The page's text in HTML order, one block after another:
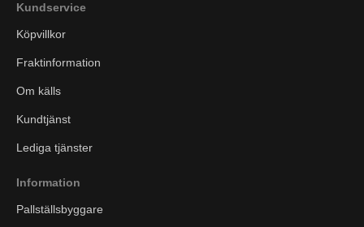
Kundservice
Köpvillkor
Fraktinformation
Om källs
Kundtjänst
Lediga tjänster
Information
Pallställsbyggare